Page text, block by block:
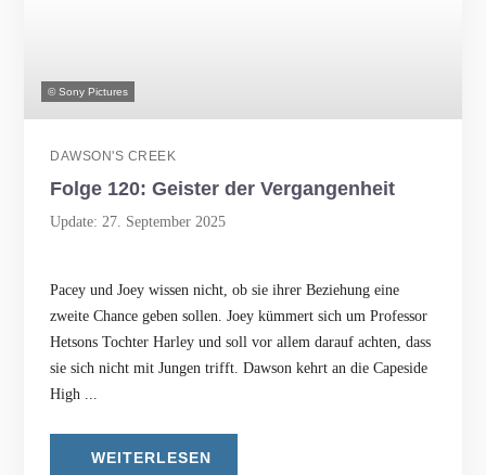
© Sony Pictures
DAWSON'S CREEK
Folge 120: Geister der Vergangenheit
Update: 27. September 2025
Pacey und Joey wissen nicht, ob sie ihrer Beziehung eine
zweite Chance geben sollen. Joey kümmert sich um Professor
Hetsons Tochter Harley und soll vor allem darauf achten, dass
sie sich nicht mit Jungen trifft. Dawson kehrt an die Capeside
High ...
WEITERLESEN